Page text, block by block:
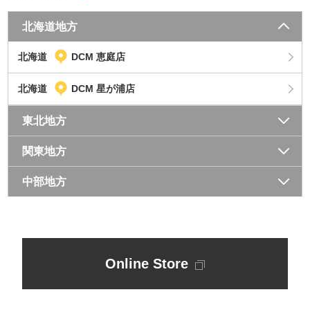
北海道地方
北海道 DCM 恵庭店
北海道 DCM 星が浦店
東北地方
関東地方
中部地方
Online Store